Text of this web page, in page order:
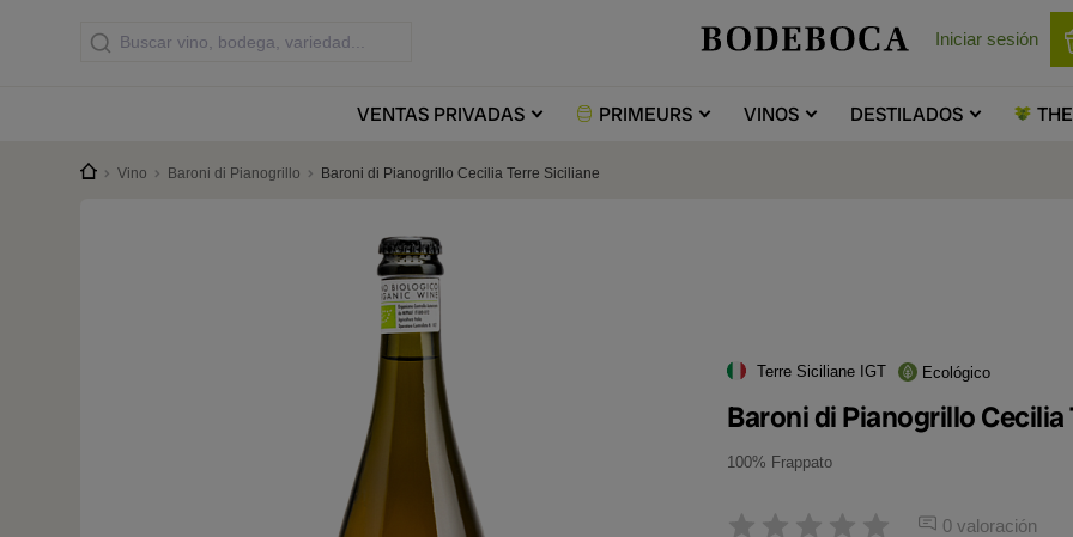
Iniciar sesión
VENTASPRIVADAS PRIMEURS VINOS DESTILADOS THE
Vino Baroni di Pianogrillo Baroni di Pianogrillo Cecilia Terre Siciliane
Terre Siciliane IGT Ecológico
Baroni di Pianogrillo Cecilia
100% Frappato
0 valoración